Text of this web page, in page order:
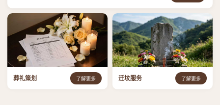
葬礼策划 了解更多 迁坟服务 了解更多